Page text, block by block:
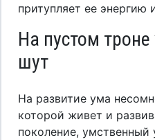
притупляет ее энергию
На пустом
шут
На развитие ума
которой живет и
поколение,